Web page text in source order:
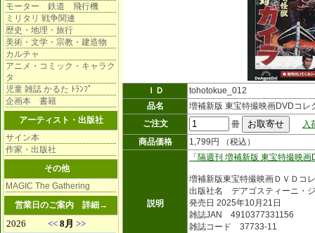
モーター 鉄道 飛行機
ミリタリ 戦争関連
歴史・地理・旅行
美術・文学・宗教・建造物
カルチャ
アニメ・コミック・キャラク
タ
児童 雑誌 かるた ﾄﾗﾝﾌﾟ
企画本 書籍
アーティスト・出版社
サイン本
作家・出版社
その他
MAGIC The Gathering
営業日のご案内 詳細→
ＩＤ
tohotokue_012
品名
増補新版 東宝特撮映画DVDコ
ご注文
冊
入
商品価格
1,799円 （税込）
説明
「隔週刊 増補新版 東宝特撮映
増補新版東宝特撮映画ＤＶＤコ
出版社名 デアゴスティーニ・
発売日 2025年10月21日
雑誌JAN 4910377331156
雑誌コード 37733-11